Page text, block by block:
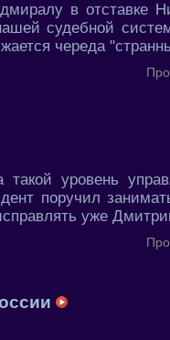
в отставке
судебной
череда
уровень
поручил
уже